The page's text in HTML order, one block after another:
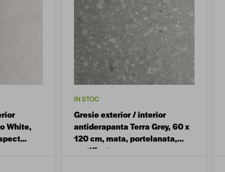
White,
ÎN STOC
Gresie exterior / interior
antiderapanta Terra Grey, 60 x
120 cm, mata, portelanata,
rectificata